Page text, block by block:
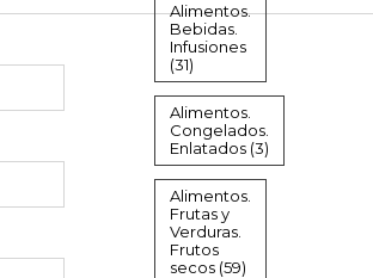
Alimentos.
Bebidas.
Infusiones
(31)
Alimentos.
Congelados.
Enlatados (3)
Alimentos.
Frutas y
Verduras.
Frutos
secos (59)